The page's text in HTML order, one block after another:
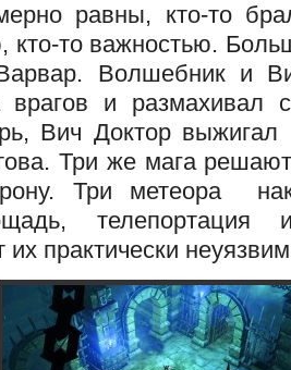
равны, кто-то
кто-то важностью.
Волшебник и
врагов и размахивал
Вич Доктор
Три же мага
Три метеора
телепортация
их практически